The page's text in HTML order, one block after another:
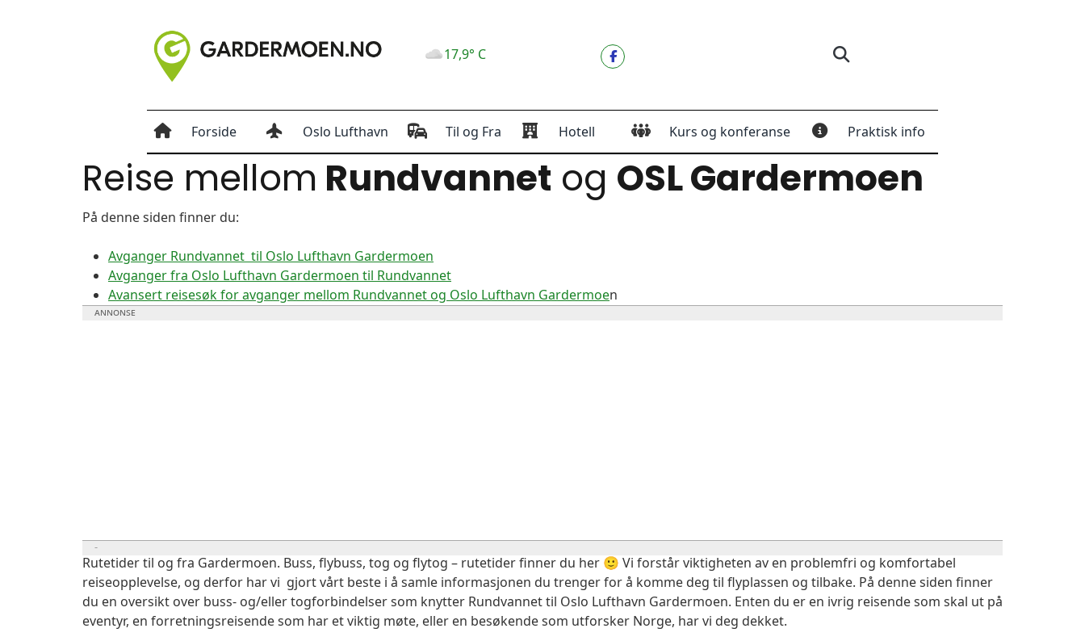
17,9° C
Forside Oslo Lufthavn Til og Fra Hotell Kurs og konferanse Praktisk info
Reise mellom Rundvannet og OSL Gardermoen
På denne siden finner du:
Avganger Rundvannet til Oslo Lufthavn Gardermoen
Avganger fra Oslo Lufthavn Gardermoen til Rundvannet
Avansert reisesøk for avganger mellom Rundvannet og Oslo Lufthavn Gardermoen
Rutetider til og fra Gardermoen. Buss, flybuss, tog og flytog – rutetider finner du her 🙂 Vi forstår viktigheten av en problemfri og komfortabel
reiseopplevelse, og derfor har vi gjort vårt beste i å samle informasjonen du trenger for å komme deg til flyplassen og tilbake. På denne siden finner
du en oversikt over buss- og/eller togforbindelser som knytter Rundvannet til Oslo Lufthavn Gardermoen. Enten du er en ivrig reisende som skal ut på
eventyr, en forretningsreisende som har et viktig møte, eller en besøkende som utforsker Norge, har vi deg dekket.